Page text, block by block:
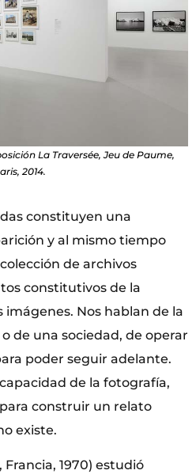
La Traversée, Jeu de Paume,
2014.
constituyen una
y al mismo tiempo
de archivos
constitutivos de la
imágenes. Nos hablan de la
de una sociedad, de operar
poder seguir adelante.
de la fotografía,
construir un relato
existe.
1970) estudió